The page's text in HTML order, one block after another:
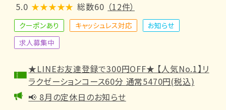
5.0 ★★★★★ 総数60 （12件）
クーポンあり キャッシュレス対応
お知らせ
求人募集中
★LINEお友達登録で300円OFF★ 【人気No.1】リ
ラクゼーションコース60分 通常5470円(税込)
📢 8月の定休日のお知らせ